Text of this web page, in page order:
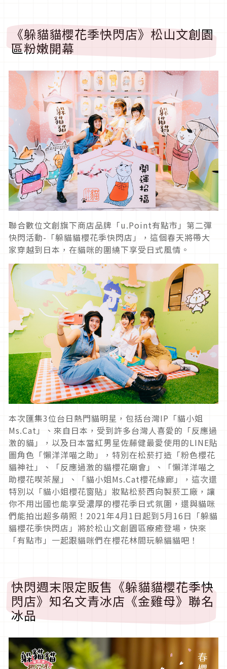
《躲貓貓櫻花季快閃店》松山文創園
區粉嫩開幕
聯合數位文創旗下商店品牌「u.Point有點市」第二彈
快閃活動-「躲貓貓櫻花季快閃店」，這個春天將帶大
家穿越到日本，在貓咪的圍繞下享受日式風情。
本次匯集3位台日熱門貓明星，包括台灣IP「貓小姐
Ms.Cat」、來自日本，受到許多台灣人喜愛的「反應過
激的貓」，以及日本當紅男星佐藤健最愛使用的LINE貼
圖角色「懶洋洋喵之助」，特別在松菸打造「粉色櫻花
貓神社」、「反應過激的貓櫻花廟會」、「懶洋洋喵之
助櫻花喫茶屋」、「貓小姐Ms.Cat櫻花緣廊」，這次還
特別以「貓小姐櫻花窗貼」妝點松菸西向製菸工廠，讓
你不用出國也能享受濃厚的櫻花季日式氛圍，還與貓咪
們能拍出超多萌照！2021年4月1日起到5月16日「躲貓
貓櫻花季快閃店」將於松山文創園區療癒登場，快來
「有點市」一起跟貓咪們在櫻花林間玩躲貓貓吧！
快閃週末限定販售《躲貓貓櫻花季快
閃店》知名文青冰店《金雞母》聯名
冰品